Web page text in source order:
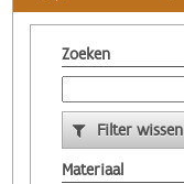
Zoeken
Filter wissen
Materiaal